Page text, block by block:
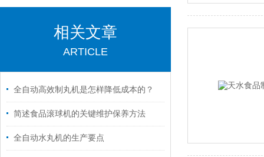
相关文章
ARTICLE
全自动高效制丸机是怎样降低成本的？
简述食品滚球机的关键维护保养方法
全自动水丸机的生产要点